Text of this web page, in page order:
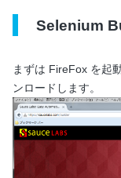
Selenium
まずは FireFox を起
ンロードします。